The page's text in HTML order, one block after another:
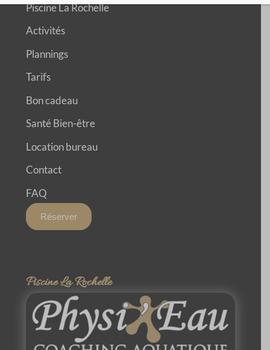
Piscine La Rochelle
Activités
Plannings
Tarifs
Bon cadeau
Santé Bien-être
Location bureau
Contact
FAQ
Réserver
Piscine La Rochelle